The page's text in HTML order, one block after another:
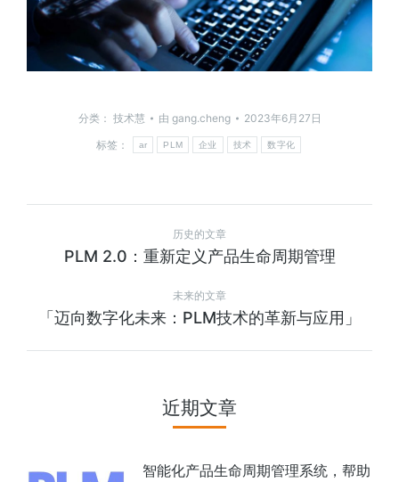
分类： 技术慧 由 gang.cheng
2023年6月27日
标签：
ar PLM 企业 技术 数字化
历史的文章
PLM 2.0：重新定义产品生命周期管理
未来的文章
「迈向数字化未来：PLM技术的革新与应用」
近期文章
智能化产品生命周期管理系统，帮助